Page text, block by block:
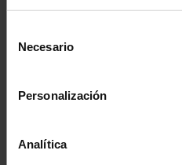
Necesario
Personalización
Analítica
Ellinfoma de Hodgkin
es
los linfocitos B.
inicia en un ganglio